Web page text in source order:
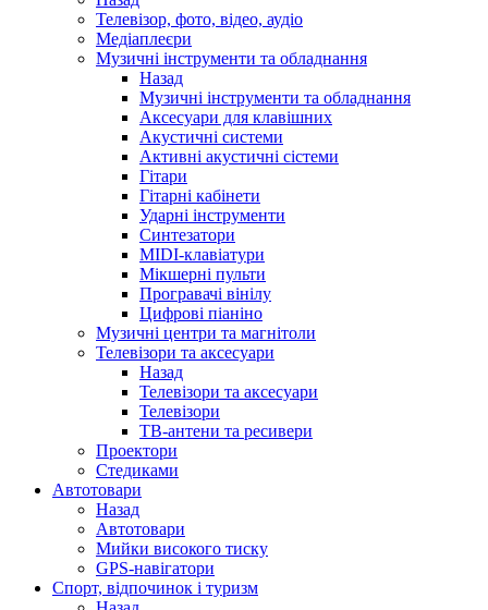
Телевізор, фото, відео, аудіо
Медіаплеєри
Музичні інструменти та обладнання
Назад
Музичні інструменти та обладнання
Аксесуари для клавішних
Акустичні системи
Активні акустичні сістеми
Гітари
Гітарні кабінети
Ударні інструменти
Синтезатори
MIDI-клавіатури
Мікшерні пульти
Програвачі вінілу
Цифрові піаніно
Музичні центри та магнітоли
Телевізори та аксесуари
Назад
Телевізори та аксесуари
Телевізори
ТВ-антени та ресивери
Проектори
Стедиками
Автотовари
Назад
Автотовари
Мийки високого тиску
GPS-навігатори
Спорт, відпочинок і туризм